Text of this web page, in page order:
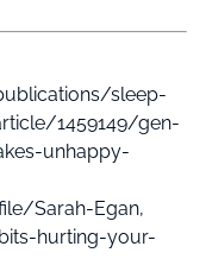
sleep-
1459149/gen-
unhappy-
Sarah-Egan,
hurting-your-